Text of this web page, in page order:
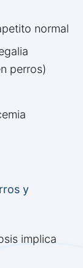
normal
perros)
y
implica